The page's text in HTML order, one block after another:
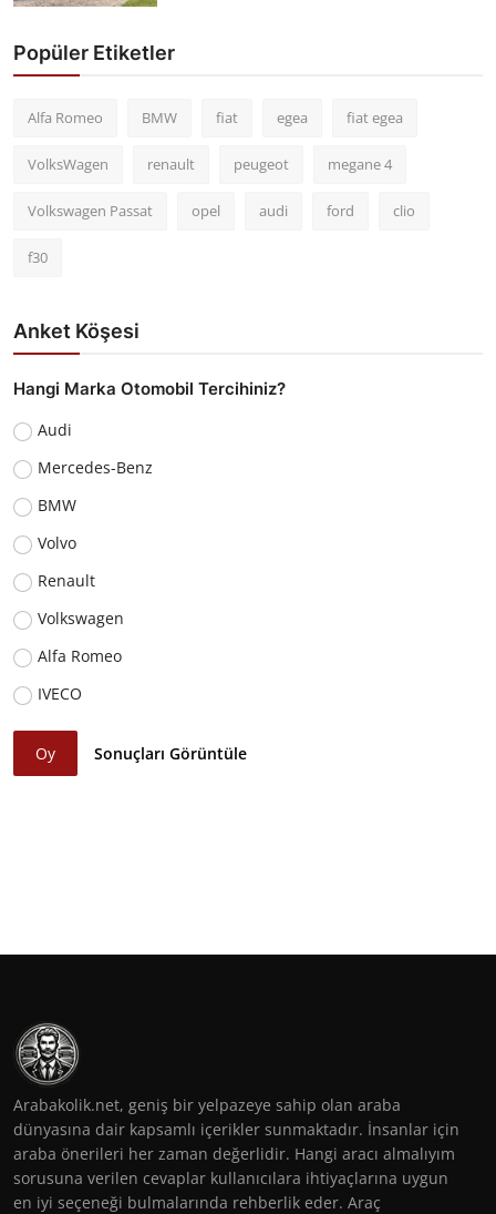
Popüler Etiketler
Alfa Romeo BMW fiat egea fiat egea
VolksWagen renault peugeot megane 4
Volkswagen Passat opel audi ford clio
f30
Anket Köşesi
Hangi Marka Otomobil Tercihiniz?
Audi
Mercedes-Benz
BMW
Volvo
Renault
Volkswagen
Alfa Romeo
IVECO
Oy Sonuçları Görüntüle
Arabakolik.net, geniş bir yelpazeye sahip olan araba
dünyasına dair kapsamlı içerikler sunmaktadır. İnsanlar için
araba önerileri her zaman değerlidir. Hangi aracı almalıyım
sorusuna verilen cevaplar kullanıcılara ihtiyaçlarına uygun
en iyi seçeneği bulmalarında rehberlik eder. Araç